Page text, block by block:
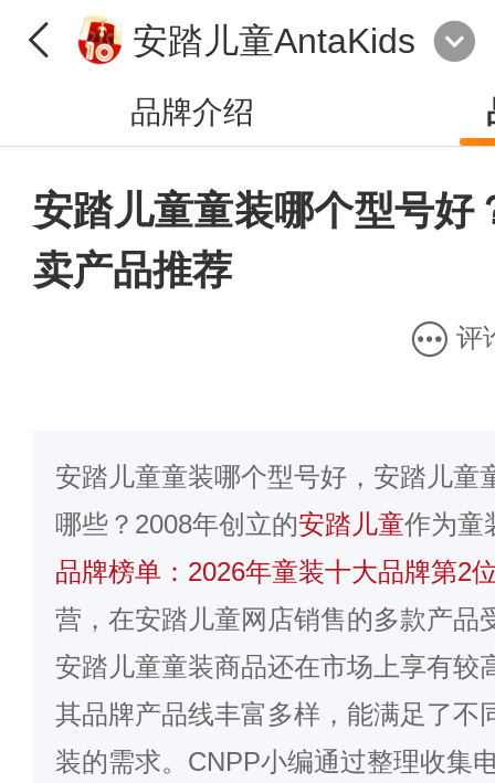
安踏儿童AntaKids
品牌介绍
安踏儿童童装哪个型号好
卖产品推荐
评
安踏儿童童装哪个型号好，安踏儿童
哪些？2008年创立的安踏儿童作为童
品牌榜单：2026年童装十大品牌第2
营，在安踏儿童网店销售的多款产品
安踏儿童童装商品还在市场上享有较
其品牌产品线丰富多样，能满足了不
装的需求。CNPP小编通过整理收集